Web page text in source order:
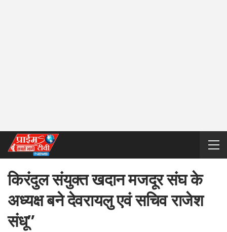
किरंदुल संयुक्त खदान मजदूर संघ के
अध्यक्ष बने देवरायलु एवं सचिव राजेश
संधू”